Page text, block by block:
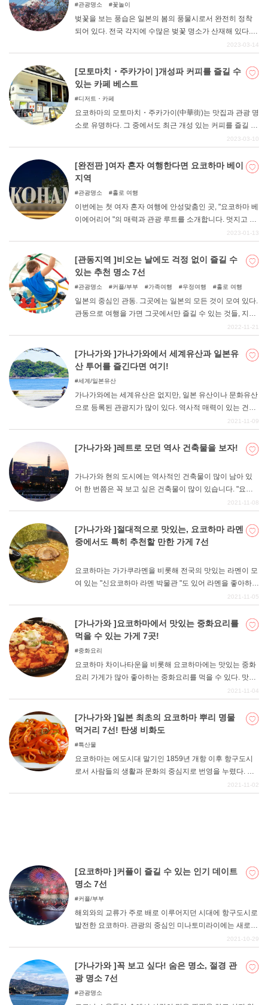
관광명소 꽃놀이
벚꽃을 보는 풍습은 일본의 봄의 풍물시로서 완전히 정착
되어 있다. 전국 각지에 수많은 벚꽃 명소가 산재해 있다.
가나가와현에도 수많은 벚꽃 명소가 있다. 이번 기사에서
현립 미쓰이케 공원, 오오오카강 산책로, 니시히라바타 공
원 3곳을 소개합니다.
2023-03-14
[모토마치・주카가이 ]개성파 커피를 즐길 수
있는 카페 베스트
디저트・카페
요코하마의 모토마치・주카가이(中華街)는 맛집과 관광 명
소로 유명하다. 그 중에서도 최근 개성 있는 커피를 즐길 수
2023-03-10
[완전판 ]여자 혼자 여행한다면 요코하마 베이
지역
관광명소 홀로 여행
이번에는 첫 여자 혼자 여행에 안성맞춤인 곳, "요코하마 베
이에어리어 "의 매력과 관광 루트를 소개합니다. 멋지고 화
려한 장소가 많아 인기 있는 명소인 요코하마. 사실 혼자서
해 멋진 여자 혼자 여행을 즐겨보자.
2023-01-13
[관동지역 ]비오는 날에도 걱정 없이 즐길 수
있는 추천 명소 7선
관광명소 커플/부부 가족여행 우정여행 홀로 여행
일본의 중심인 관동. 그곳에는 일본의 모든 것이 모여 있다.
관동으로 여행을 가면 그곳에서만 즐길 수 있는 것들, 지방
에 비해 훨씬 더 높은 수준의 것들, 종류와 수가 많은 것들
다면 가고 싶었던 곳을 포기하고 일정을 변경해야 할지도
모른다. 하지만 관동지방에는 여전히 즐길 수 있는 명소가
많이 있다. 여기서는 그런 비오는 날에도 즐길 수 있는 명소
2022-11-21
[가나가와 ]가나가와에서 세계유산과 일본유
산 투어를 즐긴다면 여기!
세계/일본유산
가나가와에는 세계유산은 없지만, 일본 유산이나 문화유산
으로 등록된 관광지가 많이 있다. 역사적 매력이 있는 건축
물 등을 천천히 둘러보며 관광해 보세요. 가나가와현의 역
2021-11-09
[가나가와 ]레트로 모던 역사 건축물을 보자!
가나가와 현의 도시에는 역사적인 건축물이 많이 남아 있
어 한 번쯤은 꼭 보고 싶은 건축물이 많이 있습니다. "요코
하마 삼탑 "을 비롯해 무역의 거점이었던 만큼 세계에 통용
있는 건물도 많다. 내부에 들어가서 견학할 수도 있으니 가
나가와 관광을 할 때 꼭 들러보세요.
2021-11-08
[가나가와 ]절대적으로 맛있는, 요코하마 라멘
중에서도 특히 추천할 만한 가게 7선
요코하마는 가가쿠라멘을 비롯해 전국의 맛있는 라멘이 모
여 있는 "신요코하마 라멘 박물관 "도 있어 라멘을 좋아하는
사람이 많은 도시입니다. 이처럼 요코하마에는 수많은 라
은 라멘 가게를 소개합니다. 요코하마를 방문하실 때 꼭 참
고해 보시기 바랍니다.
2021-11-05
[가나가와 ]요코하마에서 맛있는 중화요리를
먹을 수 있는 가게 7곳!
중화요리
요코하마 차이나타운을 비롯해 요코하마에는 맛있는 중화
요리 가게가 많아 좋아하는 중화요리를 먹을 수 있다. 맛있
는 춘권, 탕수육, 중화요리 전문점까지 있어 언제든 맛있는
선하여 소개합니다.
2021-11-04
[가나가와 ]일본 최초의 요코하마 뿌리 명물
먹거리 7선! 탄생 비화도
특산물
요코하마는 에도시대 말기인 1859년 개항 이후 항구도시
로서 사람들의 생활과 문화의 중심지로 번영을 누렸다. 일
찍부터 서양 문화의 영향을 받아 음식에 있어서도 요코하
2021-11-02
[요코하마 ]커플이 즐길 수 있는 인기 데이트
명소 7선
커플/부부
해외와의 교류가 주로 배로 이루어지던 시대에 항구도시로
발전한 요코하마. 관광의 중심인 미나토미라이에는 새로운
상업시설과 호텔도 속속 오픈하고 있다. 한편 붉은 벽돌 창
나타운도 여전히 인기 있는 명소다. 이번에는 요코하마에
서 커플이 즐길 수 있는 인기 데이트 장소 7곳을 정리해 보
았다.
2021-10-29
[가나가와 ]꼭 보고 싶다! 숨은 명소, 절경 관
광 명소 7선
관광명소